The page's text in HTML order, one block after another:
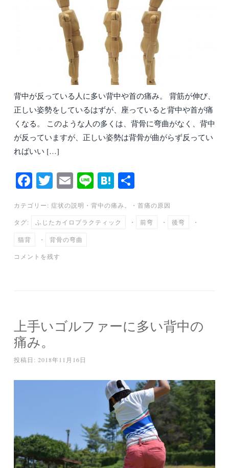
背中が反っている人に多い背中や首の痛み。 背筋が伸び、
正しい姿勢をしているはずが、座っていると背中や首が痛
くなる。 このような人の多くは、背骨に弯曲がなく、背中
が反っていますが、正しい姿勢は背骨が曲がらず反ってい
ればいい […]
Fa
bo
ok
T
tte
r
E
ail
Li H
en
a
カテゴリー: 症状の説明 ・ 背中の痛み。 ・ 首痛の原因
タグ: ふじたカイロプラクティック ・ 前弯 ・ 後弯 ・
猫背 ・ 背骨の弯曲
コメントを残す
上手いゴルファーに多い背中の
痛み。
投稿日: 2018年11月16日